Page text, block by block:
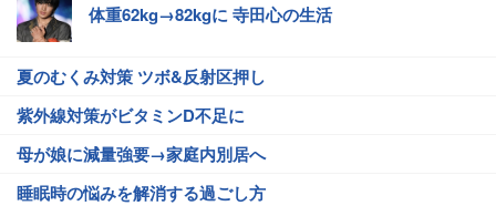
体重62kg→82kgに 寺田心の生活
夏のむくみ対策 ツボ&反射区押し
紫外線対策がビタミンD不足に
母が娘に減量強要→家庭内別居へ
睡眠時の悩みを解消する過ごし方